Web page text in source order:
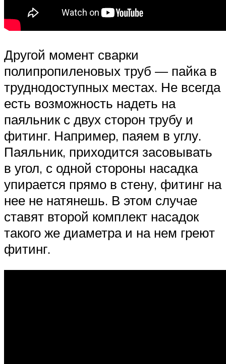
Другой момент сварки
полипропиленовых труб — пайка в
труднодоступных местах. Не всегда
есть возможность надеть на
паяльник с двух сторон трубу и
фитинг. Например, паяем в углу.
Паяльник, приходится засовывать
в угол, с одной стороны насадка
упирается прямо в стену, фитинг на
нее не натянешь. В этом случае
ставят второй комплект насадок
такого же диаметра и на нем греют
фитинг.